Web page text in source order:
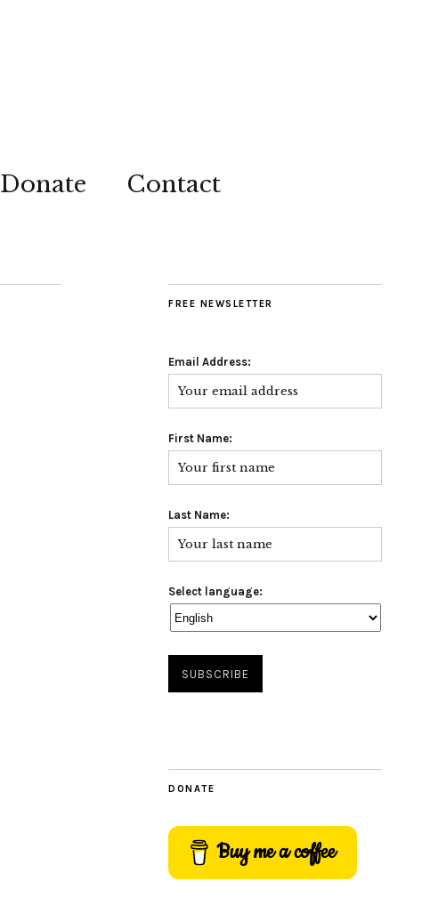
Donate Contact
FREE NEWSLETTER
Email Address:
First Name:
Last Name:
Select language:
DONATE
Buy me a coffee